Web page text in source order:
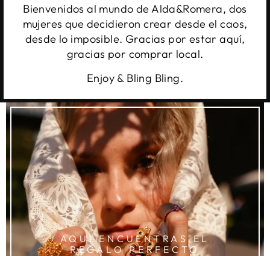
Bienvenidos al mundo de Alda&Romera, dos
mujeres que decidieron crear desde el caos,
desde lo imposible. Gracias por estar aquí,
gracias por comprar local.
Enjoy & Bling Bling.
AQUI ENCUENTRAS EL
REGALO PERFECTO